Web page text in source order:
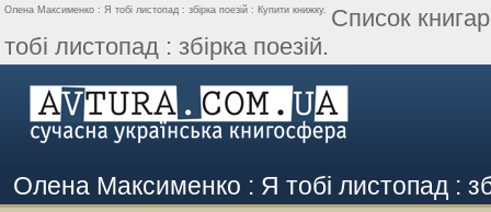
Олена Максименко : Я тобі листопад : збірка поезій : Купити книжку. Список
тобі листопад : збірка поезій.
Олена Максименко : Я тобі листопад :